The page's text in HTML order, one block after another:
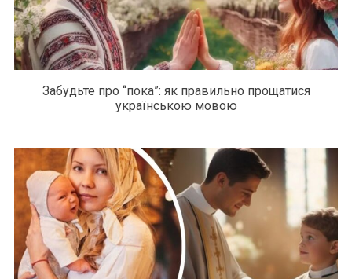
Забудьте про “пока”: як правильно прощатися
українською мовою